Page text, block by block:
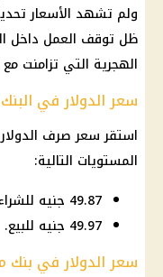
ولم تشهد الأسعار
ظل توقف العمل داخل
الهجرية التي تزامنت مع
سعر الدولار في
استقر سعر صرف
المستويات التالية:
49.87 جنيه للشراء.
49.97 جنيه للبيع.
سعر الدولار في بنك